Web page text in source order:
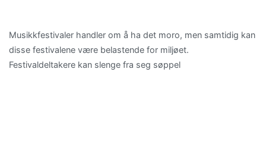
Musikkfestivaler handler om å ha det moro, men samtidig kan
disse festivalene være belastende for miljøet.
Festivaldeltakere kan slenge fra seg søppel